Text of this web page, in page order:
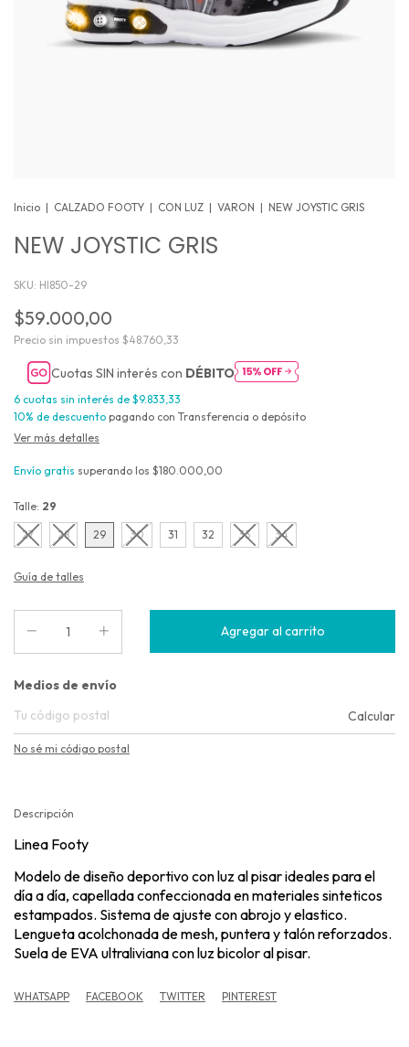
Inicio | CALZADO FOOTY | CON LUZ | VARON | NEW JOYSTIC GRIS
NEW JOYSTIC GRIS
SKU: HI850-29
$59.000,00
Precio sin impuestos $48.760,33
Cuotas SIN interés con DÉBITO
6 cuotas sin interés de $9.833,33
10% de descuento pagando con Transferencia o depósito
Ver más detalles
Envío gratis superando los $180.000,00
Talle: 29
27 28 29 30 31 32 33 34
Guía de talles
Entregas para el CP:
Medios de envío
Calcular
No sé mi código postal
Descripción
Linea Footy
Modelo de diseño deportivo con luz al pisar ideales para el
día a día, capellada confeccionada en materiales sinteticos
estampados. Sistema de ajuste con abrojo y elastico.
Lengueta acolchonada de mesh, puntera y talón reforzados.
Suela de EVA ultraliviana con luz bicolor al pisar.
WHATSAPP FACEBOOK TWITTER PINTEREST